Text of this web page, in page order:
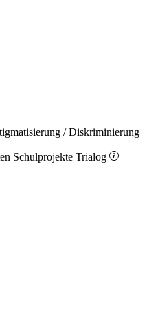
/ Diskriminierung
Schulprojekte Trialog